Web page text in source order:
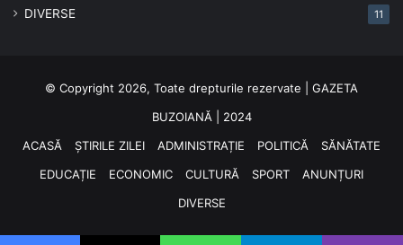
DIVERSE 11
© Copyright 2026, Toate drepturile rezervate | GAZETA
BUZOIANĂ | 2024
ACASĂ
ȘTIRILE ZILEI ADMINISTRAȚIE POLITICĂ
SĂNĂTATE
EDUCAȚIE
ECONOMIC CULTURĂ SPORT
ANUNȚURI
DIVERSE